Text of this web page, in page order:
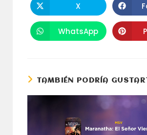
abre
en
una
nueva
ventana
X
Se
abre
WhatsApp
TAMBIÉN PODRÍA